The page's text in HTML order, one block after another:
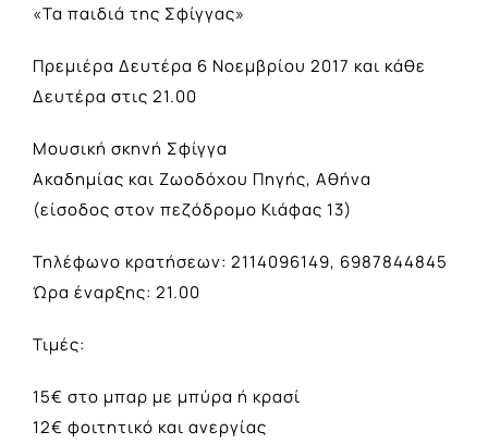
«Τα παιδιά της Σφίγγας»
Πρεμιέρα Δευτέρα 6 Νοεμβρίου 2017 και κάθε
Δευτέρα στις 21.00
Μουσική σκηνή Σφίγγα
Ακαδημίας και Ζωοδόχου Πηγής, Αθήνα
(είσοδος στον πεζόδρομο Κιάφας 13)
Τηλέφωνο κρατήσεων: 2114096149, 6987844845
Ώρα έναρξης: 21.00
Τιμές:
15€ στο μπαρ με μπύρα ή κρασί
12€ φοιτητικό και ανεργίας